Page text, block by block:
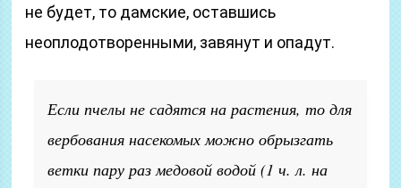
не будет, то дамские, оставшись
неоплодотворенными, завянут и опадут.
Если пчелы не садятся на растения, то для
вербования насекомых можно обрызгать
ветки пару раз медовой водой (1 ч. л. на